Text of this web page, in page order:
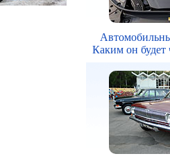
Каким он будет